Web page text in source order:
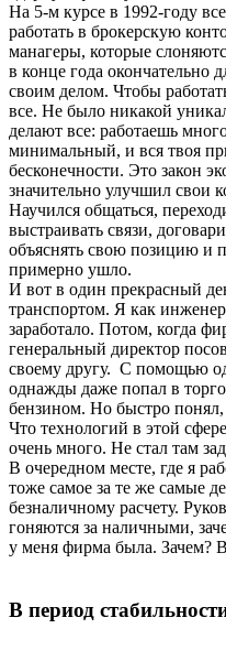
На 5-м курсе в 1992-году
работать в брокерскую
манагеры, которые
в конце года окончательно
своим делом. Чтобы
все. Не было никакой
делают все: работаешь
минимальный, и вся твоя
бесконечности. Это закон
значительно улучшил свои
Научился общаться,
выстраивать связи,
объяснять свою позицию и
примерно ушло.
И вот в один прекрасный
транспортом. Я как
заработало. Потом, когда
генеральный директор
своему другу. С помощью
однажды даже попал в
бензином. Но быстро понял,
Что технологий в этой
очень много. Не стал там
В очередном месте, где я
тоже самое за те же самые
безналичному расчету.
гоняются за наличными,
у меня фирма была. Зачем?
В период